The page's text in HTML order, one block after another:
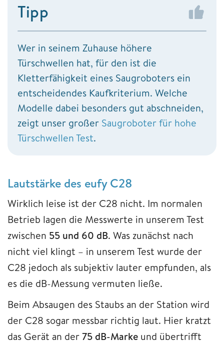
Tipp
Wer in seinem Zuhause höhere
Türschwellen hat, für den ist die
Kletterfähigkeit eines Saugroboters ein
entscheidendes Kaufkriterium. Welche
Modelle dabei besonders gut abschneiden,
zeigt unser großer Saugroboter für hohe
Türschwellen Test.
Lautstärke des eufy C28
Wirklich leise ist der C28 nicht. Im normalen
Betrieb lagen die Messwerte in unserem Test
zwischen 55 und 60 dB. Was zunächst nach
nicht viel klingt – in unserem Test wurde der
C28 jedoch als subjektiv lauter empfunden, als
es die dB-Messung vermuten ließe.
Beim Absaugen des Staubs an der Station wird
der C28 sogar messbar richtig laut. Hier kratzt
das Gerät an der75 dB-Marke und übertrifft